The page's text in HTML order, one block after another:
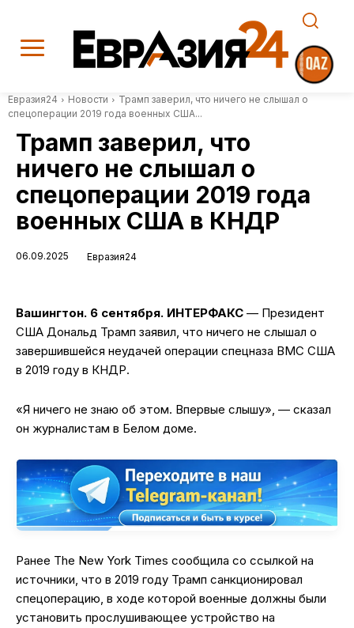
Евразия24 Новости
Трамп заверил, что ничего не слышал о
спецоперации 2019 года военных США...
Трамп заверил, что
ничего не слышал о
спецоперации 2019 года
военных США в КНДР
06.09.2025 Евразия24
Вашингтон. 6 сентября. ИНТЕРФАКС — Президент
США Дональд Трамп заявил, что ничего не слышал о
завершившейся неудачей операции спецназа ВМС США
в 2019 году в КНДР.
«Я ничего не знаю об этом. Впервые слышу», — сказал
он журналистам в Белом доме.
Ранее The New York Times сообщила со ссылкой на
источники, что в 2019 году Трамп санкционировал
спецоперацию, в ходе которой военные должны были
установить прослушивающее устройство на